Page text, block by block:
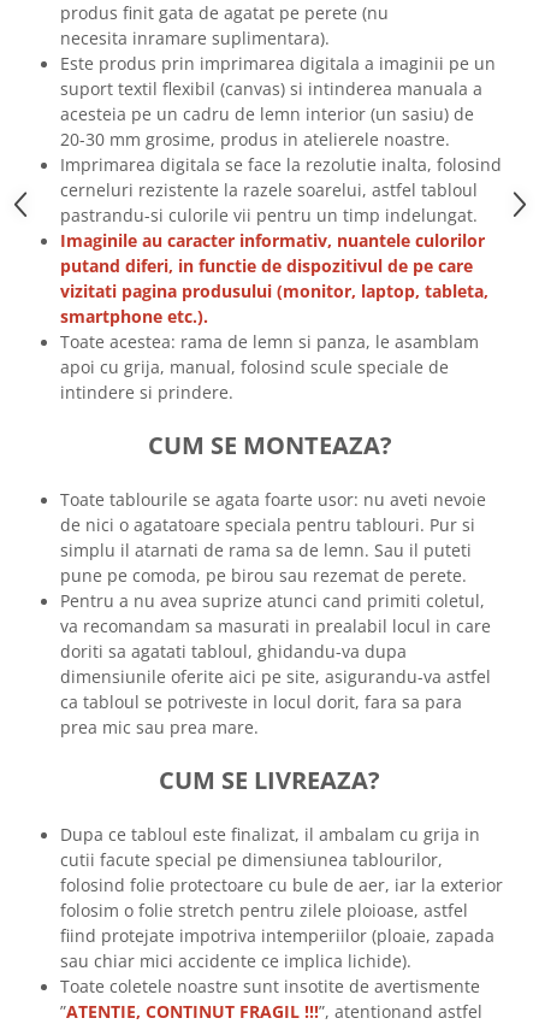
Tricouri biciclisti MTB
Tricouri biciclisti BMX
Tricouri biciclisti downhill
Tricouri skateboard
Tricouri sport/fitness
Tricouri fitness/sala de forta
Tricouri yoga
produs finit gata de agatat pe perete (nu
necesita inramare suplimentara).
Este produs prin imprimarea digitala a imaginii pe un
suport textil flexibil (canvas) si intinderea manuala a
acesteia pe un cadru de lemn interior (un sasiu) de
20-30 mm grosime, produs in atelierele noastre.
Imprimarea digitala se face la rezolutie inalta, folosind
cerneluri rezistente la razele soarelui, astfel tabloul
pastrandu-si culorile vii pentru un timp indelungat.
Imaginile au caracter informativ, nuantele culorilor
putand diferi, in functie de dispozitivul de pe care
vizitati pagina produsului (monitor, laptop, tableta,
smartphone etc.).
Toate acestea: rama de lemn si panza, le asamblam
apoi cu grija, manual, folosind scule speciale de
intindere si prindere.
CUM SE MONTEAZA?
Toate tablourile se agata foarte usor: nu aveti nevoie
de nici o agatatoare speciala pentru tablouri. Pur si
simplu il atarnati de rama sa de lemn. Sau il puteti
pune pe comoda, pe birou sau rezemat de perete.
Pentru a nu avea suprize atunci cand primiti coletul,
va recomandam sa masurati in prealabil locul in care
doriti sa agatati tabloul, ghidandu-va dupa
dimensiunile oferite aici pe site, asigurandu-va astfel
ca tabloul se potriveste in locul dorit, fara sa para
prea mic sau prea mare.
CUM SE LIVREAZA?
Dupa ce tabloul este finalizat, il ambalam cu grija in
cutii facute special pe dimensiunea tablourilor,
folosind folie protectoare cu bule de aer, iar la exterior
folosim o folie stretch pentru zilele ploioase, astfel
fiind protejate impotriva intemperiilor (ploaie, zapada
sau chiar mici accidente ce implica lichide).
Toate coletele noastre sunt insotite de avertismente
”ATENTIE, CONTINUT FRAGIL !!!”, atentionand astfel